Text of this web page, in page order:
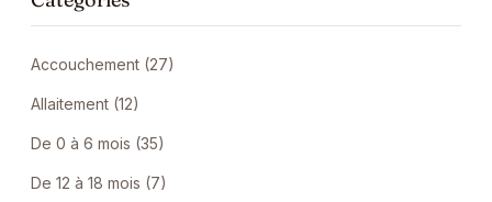
Accouchement (27)
Allaitement (12)
De 0 à 6 mois (35)
De 12 à 18 mois (7)